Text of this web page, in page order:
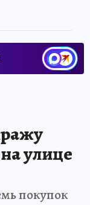
улице
покупок